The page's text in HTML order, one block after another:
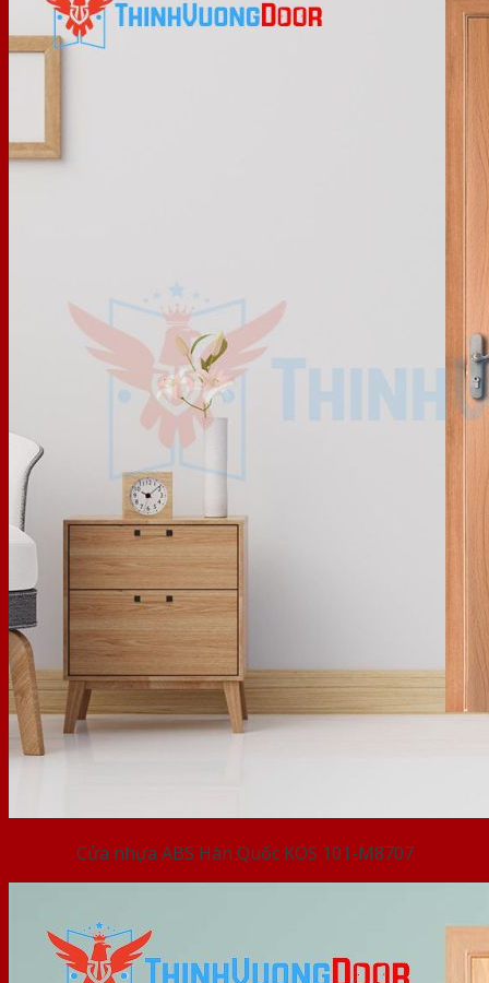
Cửa nhựa ABS Hàn Quốc KOS 101-M8707